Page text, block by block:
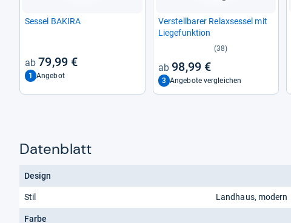
Ses­sel BAKIRA
79,99 €
1 Angebot
Ver­stell­ba­rer Rela­x­ses­sel mit
Lie­ge­funk­tion
(38)
98,99 €
3 Angebote vergleichen
Datenblatt
Design
Stil Landhaus, modern
Farbe